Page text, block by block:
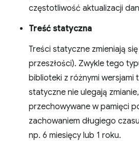
częstotliwość aktualizacji
Treść statyczna
Treści statyczne zmieniają
przeszłości). Zwykle tego
biblioteki z różnymi wersjami
statyczne nie ulegają
przechowywane w pamięci
zachowaniem długiego
np. 6 miesięcy lub 1 roku.